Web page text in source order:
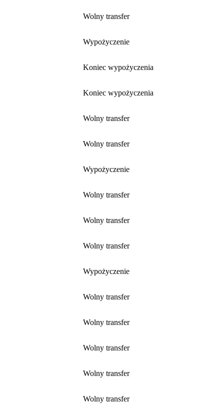
Wolny transfer
Wypożyczenie
Koniec wypożyczenia
Koniec wypożyczenia
Wolny transfer
Wolny transfer
Wypożyczenie
Wolny transfer
Wolny transfer
Wolny transfer
Wypożyczenie
Wolny transfer
Wolny transfer
Wolny transfer
Wolny transfer
Wolny transfer